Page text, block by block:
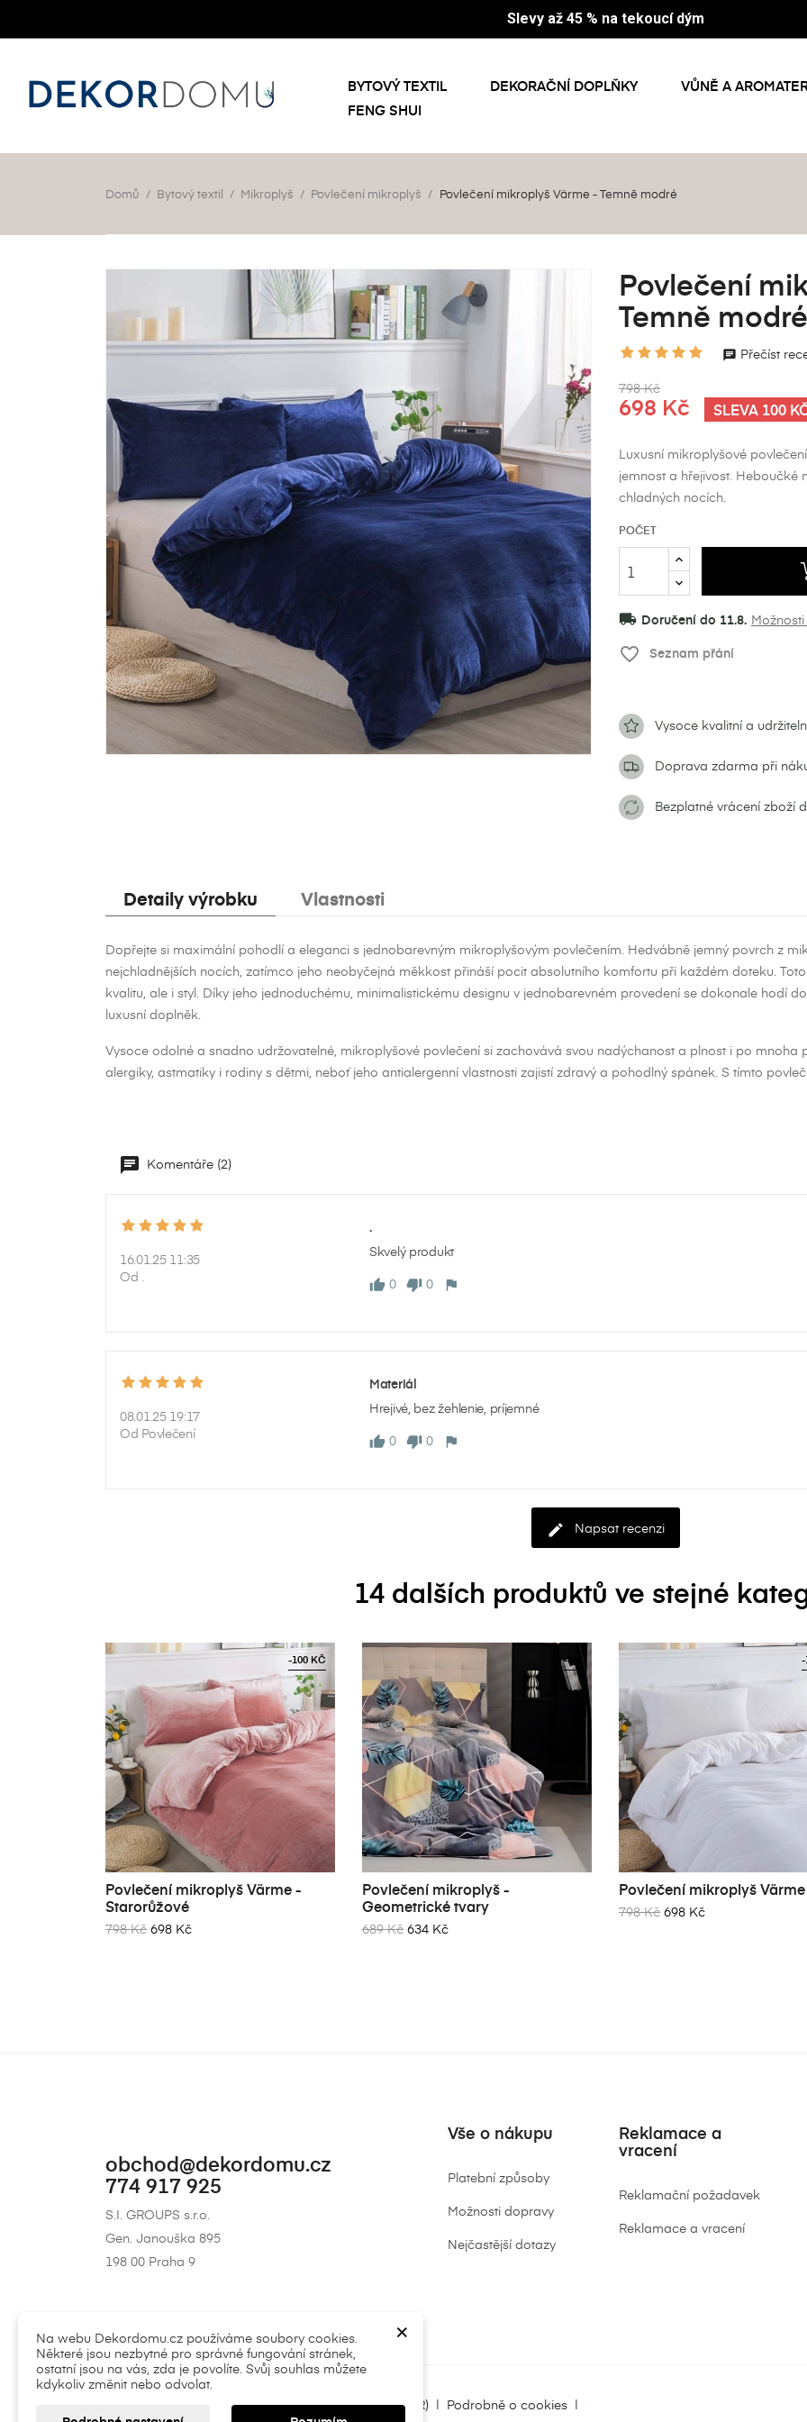
Slevy až 45 % na tekoucí dým
BYTOVÝ TEXTIL DEKORAČNÍ DOPLŇKY
VŮNĚ A
FENG SHUI
Domů Bytový textil Mikroplyš Povlečení mikroplyš Povlečení mikroplyš Värme - Temně modré
Povlečení
Temně modré
Přečíst
798 Kč
698 Kč SLEVA 100
Luxusní mikroplyšové
jemnost a hřejivost. Heboučké
chladných nocích.
POČET
local_shipping Doručení do 11.8.
favorite_border Seznam přání
Vysoce kvalitní a
Doprava zdarma při
Bezplatné vrácení zboží
Detaily výrobku Vlastnosti
Dopřejte si maximální pohodlí a eleganci s jednobarevným mikroplyšovým povlečením. Hedvábně jemný povrch z
nejchladnějších nocích, zatímco jeho neobyčejná měkkost přináší pocit absolutního komfortu při každém doteku.
kvalitu, ale i styl. Díky jeho jednoduchému, minimalistickému designu v jednobarevném provedení se dokonale hodí
luxusní doplněk.
Vysoce odolné a snadno udržovatelné, mikroplyšové povlečení si zachovává svou nadýchanost a plnost i po
alergiky, astmatiky i rodiny s dětmi, neboť jeho antialergenní vlastnosti zajistí zdravý a pohodlný spánek. S tímto
Komentáře (2)
16.01.25 11:35
Od .
.
Skvelý produkt
0
0
08.01.25 19:17
Od Povlečení
Materiál
Hrejivé, bez žehlenie, príjemné
0
0
Napsat recenzi
14 dalších produktů ve stejné
Povlečení mikroplyš Värme -
Starorůžové
798 Kč
-100 KČ
698 Kč
Povlečení mikroplyš -
Geometrické tvary
689 Kč
-8%
634 Kč
Povlečení mikroplyš
798 Kč
-
698 Kč
obchod@dekordomu.cz
774 917 925
S.I. GROUPS s.r.o.
Gen. Janouška 895
198 00 Praha 9
Vše o nákupu
Platební způsoby
Možnosti dopravy
Nejčastější dotazy
Reklamace a
vracení
Reklamační požadavek
Reklamace a vracení
add_circle_outline
Všeobecné obchodní podmínky|Soukromí (GDPR) | Podrobně o cookies |
×
Na webu Dekordomu.cz používáme soubory cookies.
Některé jsou nezbytné pro správné fungování stránek,
ostatní jsou na vás, zda je povolíte. Svůj souhlas můžete
kdykoliv změnit nebo odvolat.